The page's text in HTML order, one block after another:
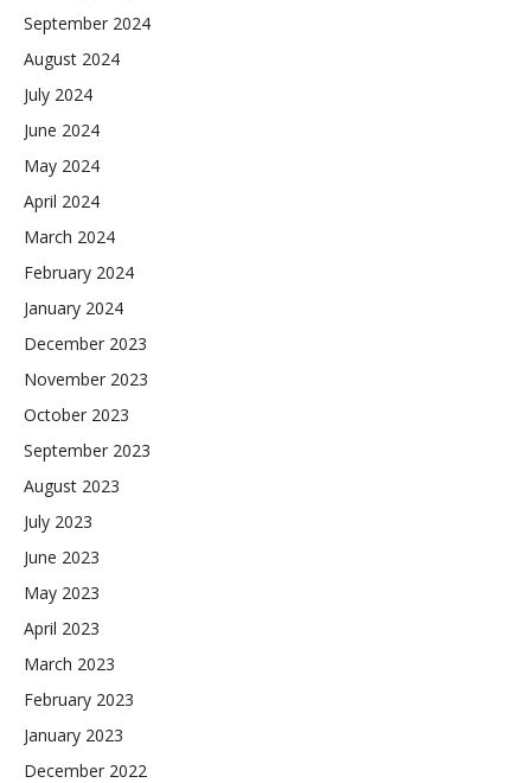
September 2024
August 2024
July 2024
June 2024
May 2024
April 2024
March 2024
February 2024
January 2024
December 2023
November 2023
October 2023
September 2023
August 2023
July 2023
June 2023
May 2023
April 2023
March 2023
February 2023
January 2023
December 2022